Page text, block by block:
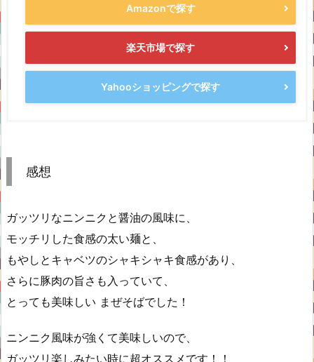
Amazonで探す
楽天市場で探す
Yahooショッピングで探す
感想
ガッツリなニンニクと醤油の風味に、
モッチリした食感の太い麺と、
もやしとキャベツのシャキシャキ食感があり、
さらに豚肉の旨さも入っていて、
とっても美味しい まぜそばでした！
ニンニク風味が強くて美味しいので、
ガッツリ楽しみたい時に超オススメです！！